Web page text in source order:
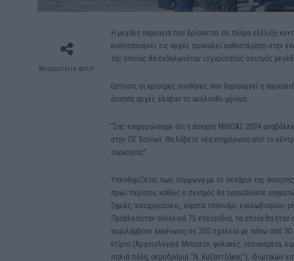
Μοιραστείτε αυτό!
Η μεγάλη πυρκαγιά που βρίσκεται σε πλήρη εξέλιξη
κινητοποιήσει τις αρχές προκαλεί καθυστέρηση στην
της οποίας θα εκδηλωνόταν ισχυρότατος σεισμός
Ωστόσο, οι κρίσιμες συνθήκες που δημιουργεί η
άσκηση αρχές έλαβαν το ακόλουθο μήνυμα:
“Σας ενημερώνουμε ότι η άσκηση ΜΙΝΩΑΣ 2024
στην ΠΕ Χανίων. Θα λάβετε νέα ενημέρωση από το
πυρκαγιάς”.
Υπενθυμίζεται πως σύμφωνα με το σενάριο της
πρωί περίπου, καθώς ο σεισμός θα προκαλούσε
ζημιές, καταρρεύσεις, κύματα τσουνάμι, εγκλωβισμούς
Προβλεπόταν συνολικά 75 επεισόδια, τα οποία θα
περιλάμβανε εκκένωση σε 250 σχολεία με πάνω από
κτίρια (Αρχαιολογικό Μουσείο, φυλακές, νοσοκομεία,
παλιά πόλη, αεροδρόμιο “Ν. Καζαντζάκης”), ιδιωτικών